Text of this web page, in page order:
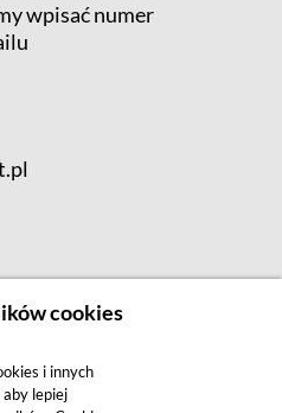
wpisać numer
Zielona Góra
cookies
i innych
aby lepiej